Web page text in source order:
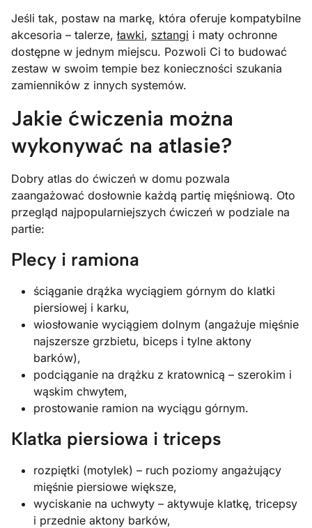
Jeśli tak, postaw na markę, która oferuje kompatybilne
akcesoria – talerze, ławki, sztangi i maty ochronne
dostępne w jednym miejscu. Pozwoli Ci to budować
zestaw w swoim tempie bez konieczności szukania
zamienników z innych systemów.
Jakie ćwiczenia można
wykonywać na atlasie?
Dobry atlas do ćwiczeń w domu pozwala
zaangażować dosłownie każdą partię mięśniową. Oto
przegląd najpopularniejszych ćwiczeń w podziale na
partie:
Plecy i ramiona
ściąganie drążka wyciągiem górnym do klatki
piersiowej i karku,
wiosłowanie wyciągiem dolnym (angażuje mięśnie
najszersze grzbietu, biceps i tylne aktony
barków),
podciąganie na drążku z kratownicą – szerokim i
wąskim chwytem,
prostowanie ramion na wyciągu górnym.
Klatka piersiowa i triceps
rozpiętki (motylek) – ruch poziomy angażujący
mięśnie piersiowe większe,
wyciskanie na uchwyty – aktywuje klatkę, tricepsy
i przednie aktony barków,